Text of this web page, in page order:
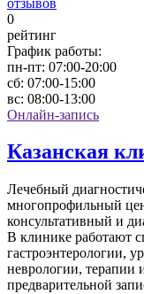
0
рейтинг
График работы:
пн-пт: 07:00-20:00
сб: 07:00-15:00
вс: 08:00-13:00
Онлайн-запись
Казанская
Лечебный
многопрофильный
консультативный и
В клинике работают
гастроэнтерологии,
неврологии, терапии
предварительной